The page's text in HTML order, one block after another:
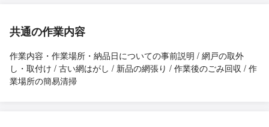
共通の作業内容
作業内容・作業場所・納品日についての事前説明 / 網戸の取外
し・取付け / 古い網はがし / 新品の網張り / 作業後のごみ回収 / 作
業場所の簡易清掃